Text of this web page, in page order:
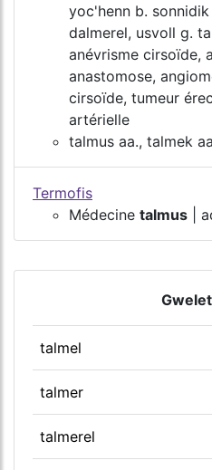
yoc'henn b.
dalmerel, usvoll g.
anévrisme cirsoïde,
anastomose,
cirsoïde, tumeur
artérielle
talmus aa., talmek
Termofis
Médecine talmus |
talmel
talmer
talmerel